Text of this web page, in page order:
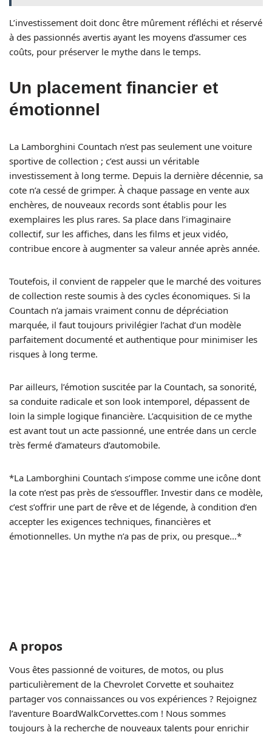
L’investissement doit donc être mûrement réfléchi et réservé
à des passionnés avertis ayant les moyens d’assumer ces
coûts, pour préserver le mythe dans le temps.
Un placement financier et
émotionnel
La Lamborghini Countach n’est pas seulement une voiture
sportive de collection ; c’est aussi un véritable
investissement à long terme. Depuis la dernière décennie, sa
cote n’a cessé de grimper. À chaque passage en vente aux
enchères, de nouveaux records sont établis pour les
exemplaires les plus rares. Sa place dans l’imaginaire
collectif, sur les affiches, dans les films et jeux vidéo,
contribue encore à augmenter sa valeur année après année.
Toutefois, il convient de rappeler que le marché des voitures
de collection reste soumis à des cycles économiques. Si la
Countach n’a jamais vraiment connu de dépréciation
marquée, il faut toujours privilégier l’achat d’un modèle
parfaitement documenté et authentique pour minimiser les
risques à long terme.
Par ailleurs, l’émotion suscitée par la Countach, sa sonorité,
sa conduite radicale et son look intemporel, dépassent de
loin la simple logique financière. L’acquisition de ce mythe
est avant tout un acte passionné, une entrée dans un cercle
très fermé d’amateurs d’automobile.
*La Lamborghini Countach s’impose comme une icône dont
la cote n’est pas près de s’essouffler. Investir dans ce modèle,
c’est s’offrir une part de rêve et de légende, à condition d’en
accepter les exigences techniques, financières et
émotionnelles. Un mythe n’a pas de prix, ou presque…*
A propos
Vous êtes passionné de voitures, de motos, ou plus
particulièrement de la Chevrolet Corvette et souhaitez
partager vos connaissances ou vos expériences ? Rejoignez
l’aventure BoardWalkCorvettes.com ! Nous sommes
toujours à la recherche de nouveaux talents pour enrichir